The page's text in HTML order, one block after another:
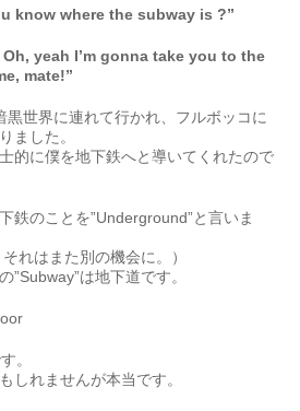
know where the subway is ?”
Oh, yeah I’m gonna take you to the
mate!”
黒世界に連れて行かれ、フルボッコに
ました。
的に僕を地下鉄へと導いてくれたので
鉄のことを”Underground”と言いま
れはまた別の機会に。）
”Subway”は地下道です。
。
しれませんが本当です。